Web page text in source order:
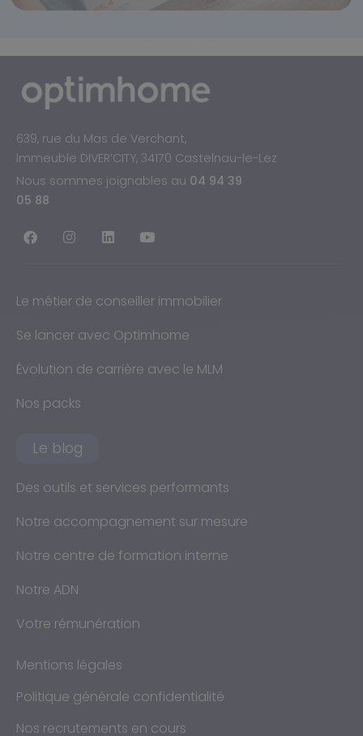
639, rue du Mas de Verchant,
Immeuble DIVER’CITY, 34170 Castelnau-le-Lez
Nous sommes joignables au 04 94 39
05 88
Le métier de conseiller immobilier
Se lancer avec Optimhome
Évolution de carrière avec le MLM
Nos packs
Le blog
Des outils et services performants
Notre accompagnement sur mesure
Notre centre de formation interne
Notre ADN
Votre rémunération
Mentions légales
Politique générale confidentialité
Nos recrutements en cours